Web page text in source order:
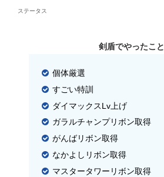
ステータス
剣盾でやったこと
個体厳選
すごい特訓
ダイマックスLv上げ
ガラルチャンプリボン取得
がんばリボン取得
なかよしリボン取得
マスタータワーリボン取得